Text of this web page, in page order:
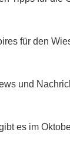
für den
und
es im